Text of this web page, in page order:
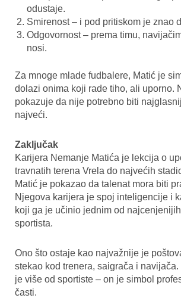
odustaje.
Smirenost – i pod pritiskom je znao
Odgovornost – prema timu,
nosi.
Za mnoge mlade fudbalere, Matić je
dolazi onima koji rade tiho, ali uporno.
pokazuje da nije potrebno biti
najveći.
Zaključak
Karijera Nemanje Matića je lekcija o
travnatih terena Vrela do najvećih
Matić je pokazao da talenat mora biti
Njegova karijera je spoj inteligencije i
koji ga je učinio jednim od
sportista.
Ono što ostaje kao najvažnije je
stekao kod trenera, saigrača i
je više od sportiste – on je simbol
časti.